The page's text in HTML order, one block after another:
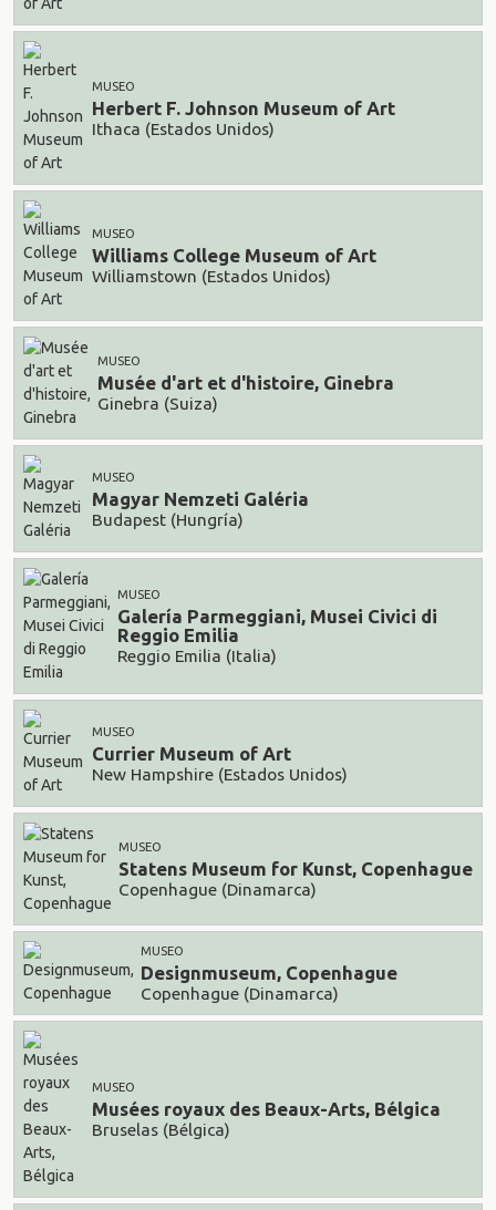
MUSEO
Herbert F. Johnson Museum of Art
Ithaca (Estados Unidos)
MUSEO
Williams College Museum of Art
Williamstown (Estados Unidos)
MUSEO
Musée d'art et d'histoire, Ginebra
Ginebra (Suiza)
MUSEO
Magyar Nemzeti Galéria
Budapest (Hungría)
MUSEO
Galería Parmeggiani, Musei Civici di
Reggio Emilia
Reggio Emilia (Italia)
MUSEO
Currier Museum of Art
New Hampshire (Estados Unidos)
MUSEO
Statens Museum for Kunst, Copenhague
Copenhague (Dinamarca)
MUSEO
Designmuseum, Copenhague
Copenhague (Dinamarca)
MUSEO
Musées royaux des Beaux-Arts, Bélgica
Bruselas (Bélgica)